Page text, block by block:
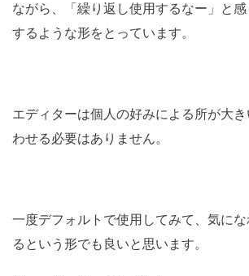
ながら、「繰り返し使用するなー」と
するような形をとっています。
エディターは個人の好みによる所が大
わせる必要はありません。
一度デフォルトで使用してみて、気に
るという形でも良いと思います。